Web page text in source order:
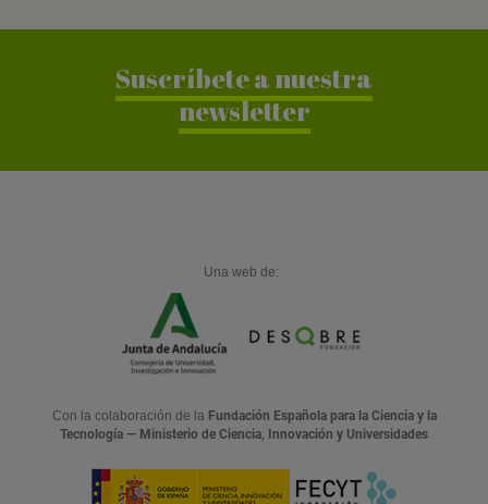
Suscríbete a nuestra
newsletter
Una web de:
Con la colaboración de la Fundación Española para la Ciencia y la
Tecnología — Ministerio de Ciencia, Innovación y Universidades